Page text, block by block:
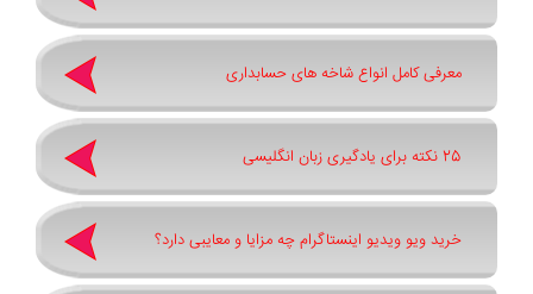
معرفی کامل انواع شاخه های حسابداری
25 نکته برای یادگیری زبان انگلیسی
خرید ویو ویدیو اینستاگرام چه مزایا و معایبی دارد؟